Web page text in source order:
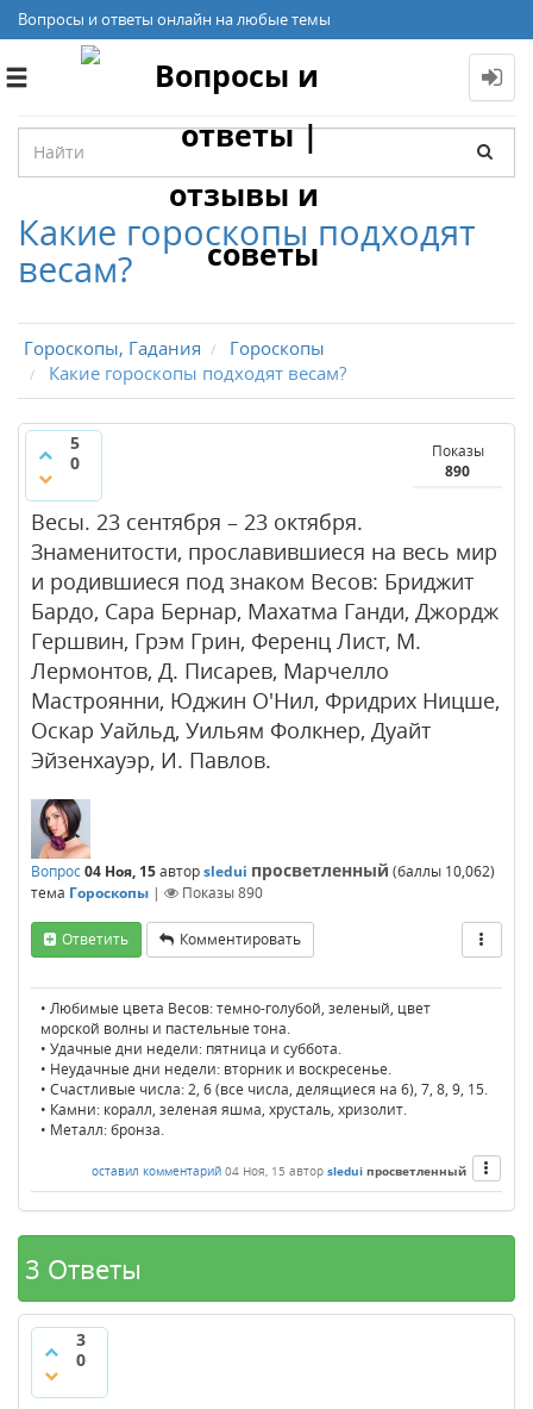
Вопросы и ответы онлайн на любые темы
Toggle
Какие гороскопы подходят
весам?
Гороскопы, Гадания
Гороскопы
Какие гороскопы подходят весам?
5
0
Показы
890
Весы. 23 сентября – 23 октября.
Знаменитости, прославившиеся на весь мир
и родившиеся под знаком Весов: Бриджит
Бардо, Сара Бернар, Махатма Ганди, Джордж
Гершвин, Грэм Грин, Ференц Лист, М.
Лермонтов, Д. Писарев, Марчелло
Мастроянни, Юджин О'Нил, Фридрих Ницше,
Оскар Уайльд, Уильям Фолкнер, Дуайт
Эйзенхауэр, И. Павлов.
Вопрос04 Ноя, 15авторsledui просветленный (баллы 10,062)
тема Гороскопы | Показы890
Ответить Комментировать
• Любимые цвета Весов: темно-голубой, зеленый, цвет
морской волны и пастельные тона.
• Удачные дни недели: пятница и суббота.
• Неудачные дни недели: вторник и воскресенье.
• Счастливые числа: 2, 6 (все числа, делящиеся на 6), 7, 8, 9, 15.
• Камни: коралл, зеленая яшма, хрусталь, хризолит.
• Металл: бронза.
оставил комментарий 04 Ноя, 15 автор sledui просветленный
3 Ответы
3
0